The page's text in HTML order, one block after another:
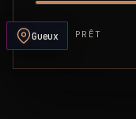
DEVIS PRÊT
Gueux